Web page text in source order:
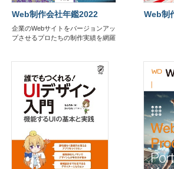
Web制作会社年鑑2022
企業のWebサイトをバージョンアッ
プさせるプロたちの制作実績を網羅
Web制